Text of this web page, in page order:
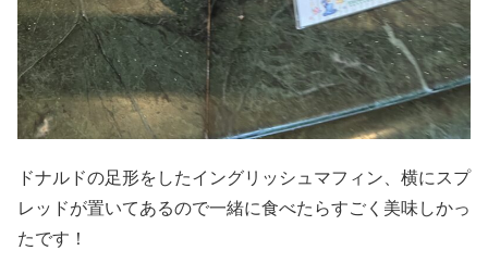
ドナルドの足形をしたイングリッシュマフィン、横にスプ
レッドが置いてあるので一緒に食べたらすごく美味しかっ
たです！